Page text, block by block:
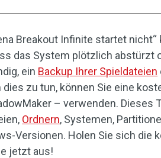
Breakout Infinite startet nicht“
das System plötzlich abstürzt
ein Backup Ihrer Spieldateien
zu tun, können Sie eine
– verwenden. Dieses
Ordnern, Systemen,
Versionen. Holen Sie sich die
jetzt aus!